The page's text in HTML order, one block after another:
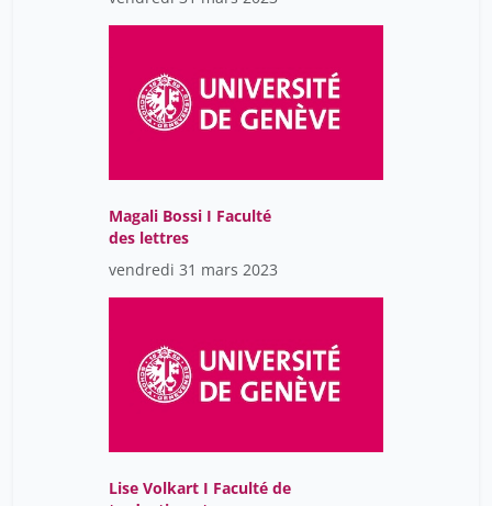
Magali Bossi I Faculté
des lettres
vendredi 31 mars 2023
Lise Volkart I Faculté de